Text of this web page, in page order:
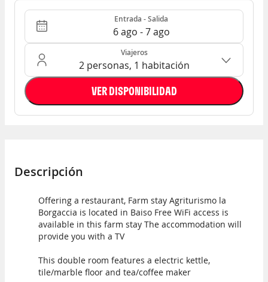
Entrada - Salida Entrada - Salida
6 ago - 7 ago
Ocupación: 2 personas, 1 habitación
Viajeros
2 personas, 1 habitación
VER DISPONIBILIDAD
Descripción
Offering a restaurant, Farm stay Agriturismo la
Borgaccia is located in Baiso Free WiFi access is
available in this farm stay The accommodation will
provide you with a TV
This double room features a electric kettle,
tile/marble floor and tea/coffee maker